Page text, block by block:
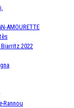
AMOURETTE
Biarritz 2022
Rannou